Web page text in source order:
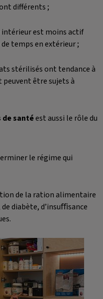
différents ;
intérieur est moins actif
de temps en extérieur ;
stérilisés ont tendance à
peuvent être sujets à
de santéest aussi le rôle du
le régime qui
de la ration alimentaire
diabète, d’insuﬃsance